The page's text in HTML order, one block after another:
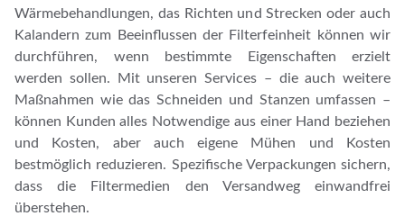
Wärmebehandlungen, das Richten und Strecken oder auch
Kalandern zum Beeinflussen der Filterfeinheit können wir
durchführen, wenn bestimmte Eigenschaften erzielt
werden sollen. Mit unseren Services – die auch weitere
Maßnahmen wie das Schneiden und Stanzen umfassen –
können Kunden alles Notwendige aus einer Hand beziehen
und Kosten, aber auch eigene Mühen und Kosten
bestmöglich reduzieren. Spezifische Verpackungen sichern,
dass die Filtermedien den Versandweg einwandfrei
überstehen.